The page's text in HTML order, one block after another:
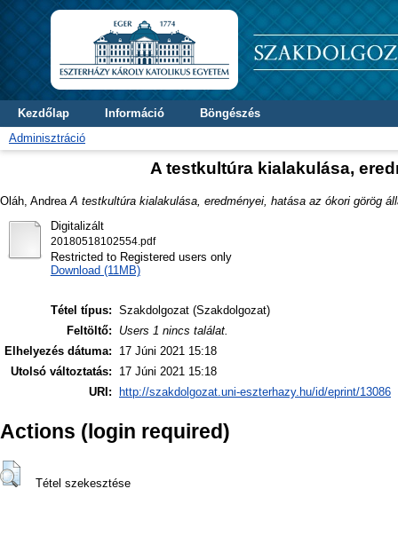
Kezdőlap Információ
Böngészés
Adminisztráció
A testkultúra kialakulása,
Oláh, Andrea A testkultúra kialakulása, eredményei, hatása az ókori görög
Digitalizált
20180518102554.pdf
Restricted to Registered users only
Download (11MB)
Tétel típus: Szakdolgozat (Szakdolgozat)
Feltöltő:
Users 1 nincs találat.
Elhelyezés dátuma:
17 Júni 2021 15:18
Utolsó változtatás:
17 Júni 2021 15:18
URI:
http://szakdolgozat.uni-eszterhazy.hu/id/eprint/13086
Actions (login required)
Tétel szekesztése